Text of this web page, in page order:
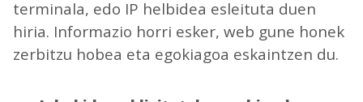
terminala, edo IP helbidea esleituta duen
hiria. Informazio horri esker, web gune honek
zerbitzu hobea eta egokiagoa eskaintzen du.